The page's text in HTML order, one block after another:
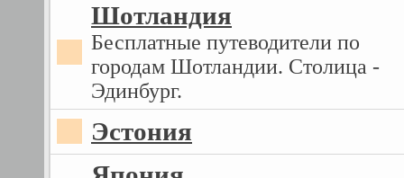
Шотландия
Бесплатные путеводители по
городам Шотландии. Столица -
Эдинбург.
Эстония